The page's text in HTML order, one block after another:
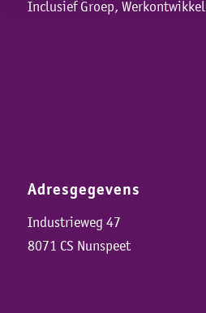
Inclusief Groep,
Adresgegevens
Industrieweg 47
8071 CS Nunspeet